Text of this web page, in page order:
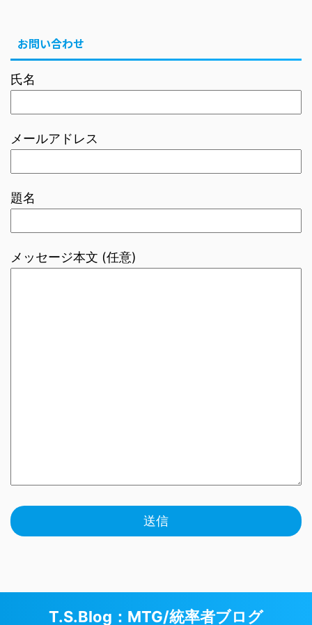
お問い合わせ
氏名
メールアドレス
題名
メッセージ本文 (任意)
T.S.Blog：MTG/統率者ブログ